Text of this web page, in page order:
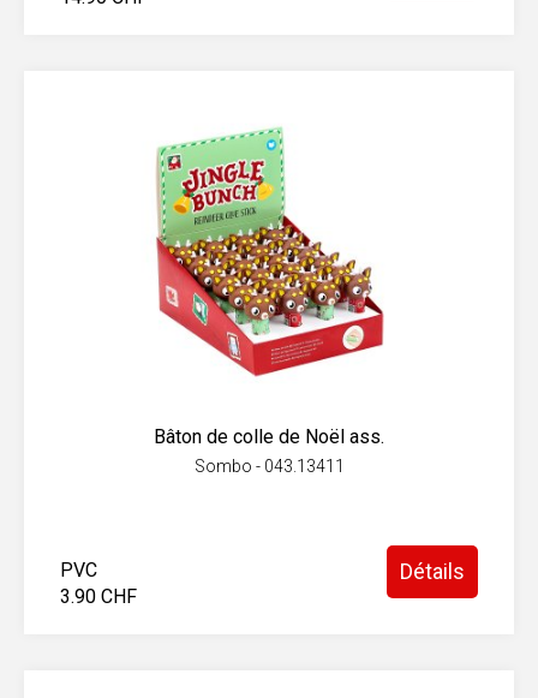
Bâton de colle de Noël ass.
Sombo - 043.13411
PVC
3.90 CHF
Détails